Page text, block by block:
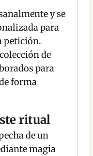
y se
para
petición.
de
para
forma
ritual
de un
magia